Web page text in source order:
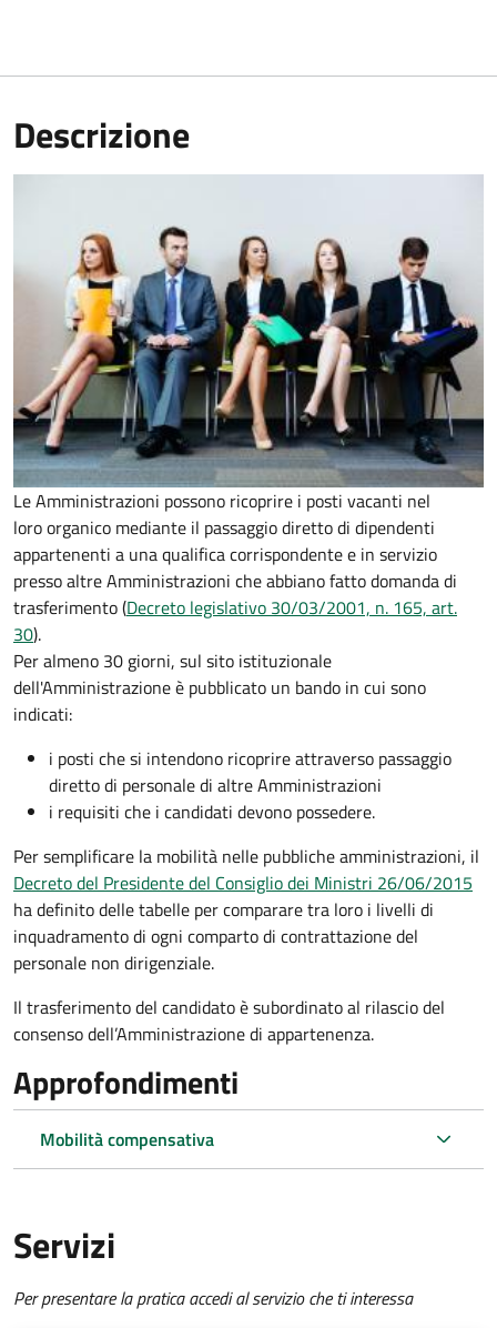
Descrizione
Le Amministrazioni possono ricoprire i posti vacanti nel
loro organico mediante il passaggio diretto di dipendenti
appartenenti a una qualifica corrispondente e in servizio
presso altre Amministrazioni che abbiano fatto domanda di
trasferimento (Decreto legislativo 30/03/2001, n. 165, art.
30).
Per almeno 30 giorni, sul sito istituzionale
dell'Amministrazione è pubblicato un bando in cui sono
indicati:
i posti che si intendono ricoprire attraverso passaggio
diretto di personale di altre Amministrazioni
i requisiti che i candidati devono possedere.
Per semplificare la mobilità nelle pubbliche amministrazioni, il
Decreto del Presidente del Consiglio dei Ministri 26/06/2015
ha definito delle tabelle per comparare tra loro i livelli di
inquadramento di ogni comparto di contrattazione del
personale non dirigenziale.
Il trasferimento del candidato è subordinato al rilascio del
consenso dell’Amministrazione di appartenenza.
Approfondimenti
Mobilità compensativa
Servizi
Per presentare la pratica accedi al servizio che ti interessa